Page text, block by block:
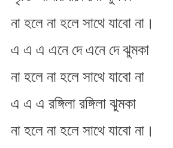
না হলে না হলে সাথে যাবো না।
এ এ এ এনে দে এনে দে ঝুমকা
না হলে না হলে সাথে যাবো না
এ এ এ রঙ্গিলা রঙ্গিলা ঝুমকা
না হলে না হলে সাথে যাবো না।